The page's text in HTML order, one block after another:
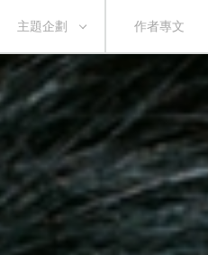
主題企劃 作者專文